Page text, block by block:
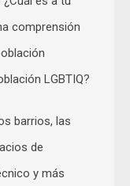
comprensión
LGBTIQ?
barrios, las
de
y más